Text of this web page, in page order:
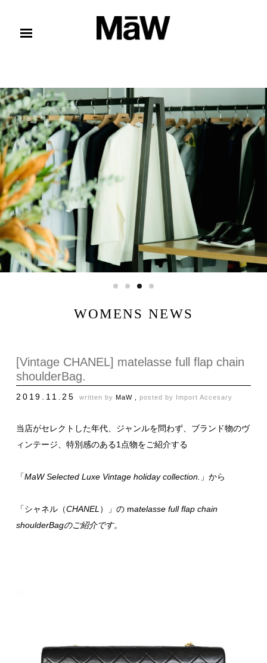
WOMENS NEWS
[Vintage CHANEL] matelasse full flap chain
shoulderBag.
2019.11.25 written by MaW , posted by Import Accesary
当店がセレクトした年代、ジャンルを問わず、ブランド物のヴ
ィンテージ、特別感のある1点物をご紹介する
「MaW Selected Luxe Vintage holiday collection. 」から
「シャネル（CHANEL ）」の matelasse full flap chain
shoulderBagのご紹介です。